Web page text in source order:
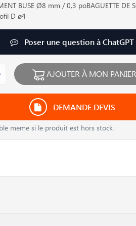
BUSE Ø8 mm / 0,3 poBAGUETTE DE
D ø4
Poser une question à ChatGPT
AJOUTER À MON PANIER
DEMANDE DEVIS
meme si le produit est hors stock.